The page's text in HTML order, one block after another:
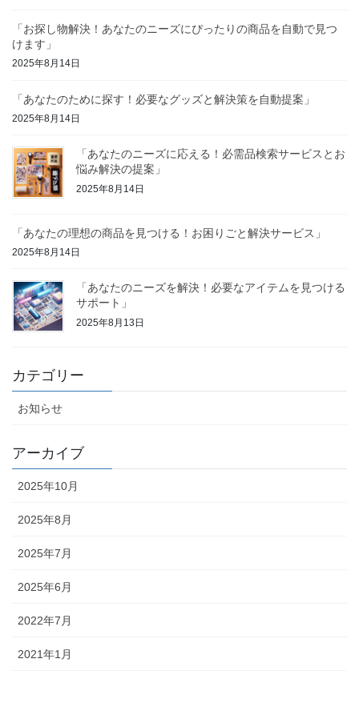
「お探し物解決！あなたのニーズにぴったりの商品を自動で見つ
けます」
2025年8月14日
「あなたのために探す！必要なグッズと解決策を自動提案」
2025年8月14日
「あなたのニーズに応える！必需品検索サービスとお
悩み解決の提案」
2025年8月14日
「あなたの理想の商品を見つける！お困りごと解決サービス」
2025年8月14日
「あなたのニーズを解決！必要なアイテムを見つける
サポート」
2025年8月13日
カテゴリー
お知らせ
アーカイブ
2025年10月
2025年8月
2025年7月
2025年6月
2022年7月
2021年1月